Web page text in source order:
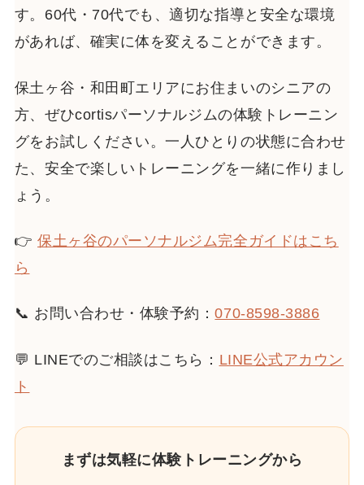
す。60代・70代でも、適切な指導と安全な環境
があれば、確実に体を変えることができます。
保土ヶ谷・和田町エリアにお住まいのシニアの
方、ぜひcortisパーソナルジムの体験トレーニン
グをお試しください。一人ひとりの状態に合わせ
た、安全で楽しいトレーニングを一緒に作りまし
ょう。
👉 保土ヶ谷のパーソナルジム完全ガイドはこち
ら
📞 お問い合わせ・体験予約：070-8598-3886
💬 LINEでのご相談はこちら： LINE公式アカウン
ト
まずは気軽に体験トレーニングから